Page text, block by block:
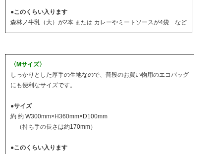
●このくらい入ります
森林ノ牛乳（大）が2本 または カレーやミートソースが4袋 など
〈Mサイズ〉
しっかりとした厚手の生地なので、普段のお買い物用のエコバッグ
にも便利なサイズです。
●サイズ
約 約 W300mm×H360mm×D100mm
（持ち手の長さは約170mm）
●このくらい入ります